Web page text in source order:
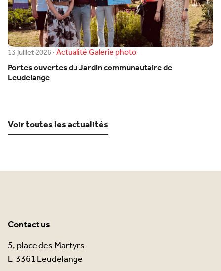
13 juillet 2026·ActualitéGalerie photo
Portes ouvertes du Jardin communautaire de
Leudelange
Voir toutes les actualités
Contact us
5, place des Martyrs
L-3361 Leudelange